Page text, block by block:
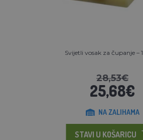
Svijetli vosak za čupanje –
28,53€
25,68€
NA ZALIHAMA
STAVI U KOŠARICU